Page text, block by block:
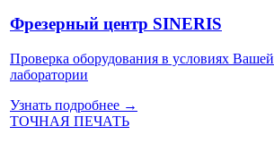
Фрезерный центр SINERIS
Проверка оборудования в условиях Вашей
лаборатории
Узнать подробнее →
ТОЧНАЯ ПЕЧАТЬ